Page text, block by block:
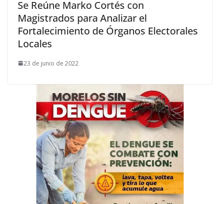
Se Reúne Marko Cortés con
Magistrados para Analizar el
Fortalecimiento de Órganos Electorales
Locales
23 de junio de 2022